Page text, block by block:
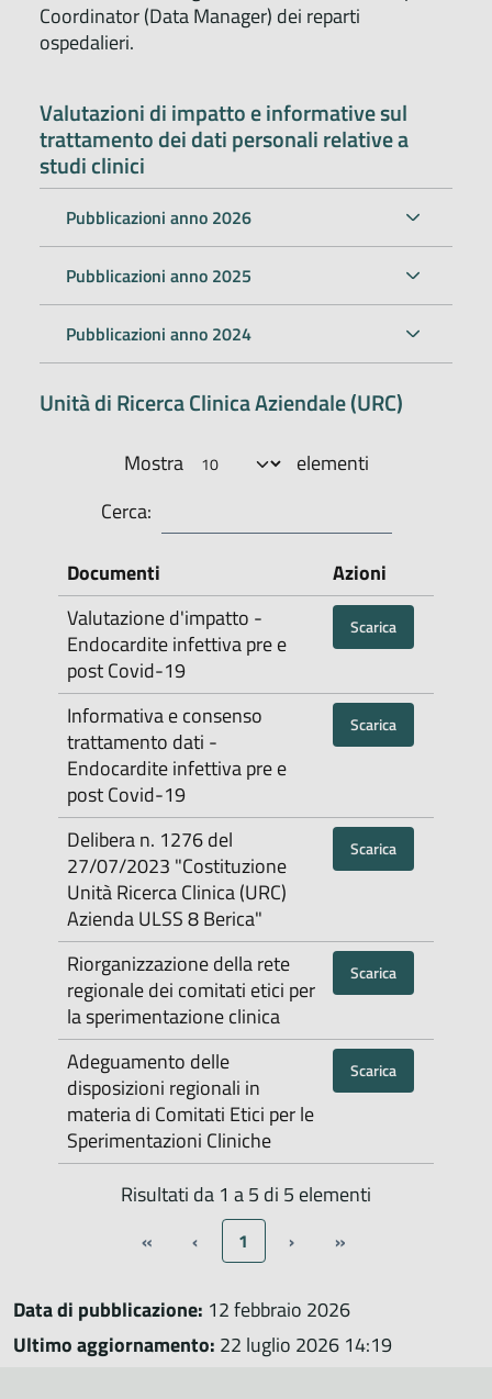
Coordinator (Data Manager) dei reparti
ospedalieri.
Valutazioni di impatto e informative sul
trattamento dei dati personali relative a
studi clinici
Pubblicazioni anno 2026
Pubblicazioni anno 2025
Pubblicazioni anno 2024
Unità di Ricerca Clinica Aziendale (URC)
Mostra
elementi
Cerca:
Documenti
Azioni
Valutazione d'impatto -
Endocardite infettiva pre e
post Covid-19
Scarica
Informativa e consenso
trattamento dati -
Endocardite infettiva pre e
post Covid-19
Scarica
Delibera n. 1276 del
27/07/2023 "Costituzione
Unità Ricerca Clinica (URC)
Azienda ULSS 8 Berica"
Scarica
Riorganizzazione della rete
regionale dei comitati etici per
la sperimentazione clinica
Scarica
Adeguamento delle
disposizioni regionali in
materia di Comitati Etici per le
Sperimentazioni Cliniche
Scarica
Risultati da 1 a 5 di 5 elementi
« ‹ 1 › »
Data di pubblicazione: 12 febbraio 2026
Ultimo aggiornamento: 22 luglio 2026 14:19